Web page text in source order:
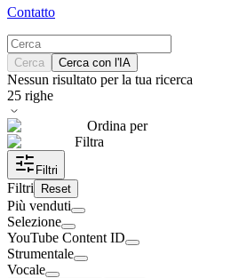
Contatto
Cerca Cerca con l'IA
Nessun risultato per la tua ricerca
25 righe
Ordina per
Filtra
Filtri
Filtri Reset
Più venduti
Selezione
YouTube Content ID
Strumentale
Vocale